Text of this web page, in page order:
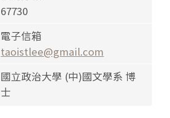
67730
電子信箱
taoistlee@gmail.com
國立政治大學 (中)國文學系 博
士